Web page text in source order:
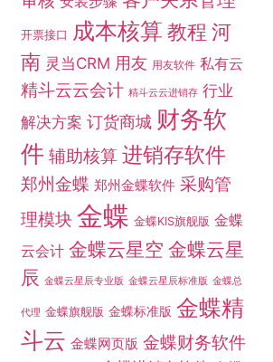
开票接口 成本核算 教程 河
南 灵当CRM 用友 用友软件 私有云
精斗云云会计 精斗云云进销存 行业
解决方案 订货商城 财务软
件 辅助核算 进销存软件
郑州金蝶 郑州金蝶软件 采购管
理模块 金蝶 金蝶KIS旗舰版 金蝶
云会计 金蝶云星空 金蝶云星
辰 金蝶云星辰专业版 金蝶云星辰标准版 金蝶总
代理 金蝶旗舰版 金蝶标准版 金蝶精
斗云 金蝶网页版 金蝶财务软件